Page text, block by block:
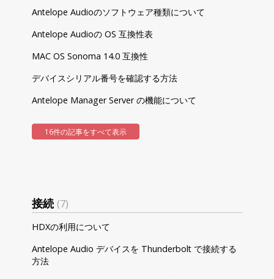
Antelope Audioのソフトウェア種類について
Antelope Audioの OS 互換性表
MAC OS Sonoma 14.0 互換性
デバイスシリアル番号を確認する方法
Antelope Manager Server の機能について
16件の記事をすべて表示
接続 7
HDXの利用について
Antelope Audio デバイスを Thunderbolt で接続する
方法